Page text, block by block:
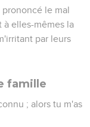
prononcé le mal
à elles-mêmes la
par leurs
famille
; alors tu m'as